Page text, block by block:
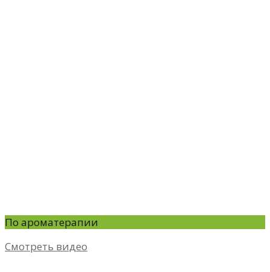
По ароматерапии
Смотреть видео